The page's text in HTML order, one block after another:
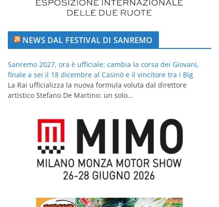
NEWS DAL FESTIVAL DI SANREMO
Sanremo 2027, ora è ufficiale: cambia la corsa dei Giovani,
finale a sei il 18 dicembre al Casinò e il vincitore tra i Big
La Rai ufficializza la nuova formula voluta dal direttore
artistico Stefano De Martino: un solo...